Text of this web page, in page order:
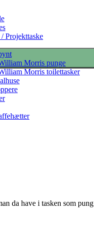
Projekttaske
Morris punge
Morris toilettasker
bestilles ved at
da have i tasken som